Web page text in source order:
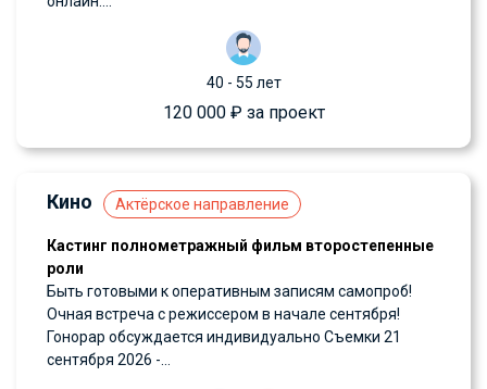
40 - 55 лет
120 000 ₽ за проект
Кино Актёрское направление
Кастинг полнометражный фильм второстепенные
роли
Быть готовыми к оперативным записям самопроб!
Очная встреча с режиссером в начале сентября!
Гонорар обсуждается индивидуально Съемки 21
сентября 2026 -...